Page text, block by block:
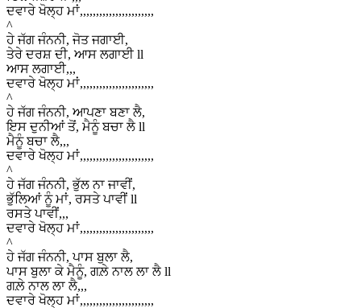
ਦਵਾਰੇ ਖੋਲ੍ਹ ਮਾਂ,,,,,,,,,,,,,,,,,,,,,,,
^
ਹੇ ਜੱਗ ਜੰਨਨੀ, ਜੋਤ ਜਗਾਈ,
ਤੇਰੇ ਦਰਸ਼ ਦੀ, ਆਸ ਲਗਾਈ ll
ਆਸ ਲਗਾਈ,,,
ਦਵਾਰੇ ਖੋਲ੍ਹ ਮਾਂ,,,,,,,,,,,,,,,,,,,,,,,
^
ਹੇ ਜੱਗ ਜੰਨਨੀ, ਆਪਣਾ ਬਣਾ ਲੈ,
ਇਸ ਦੁਨੀਆਂ ਤੋਂ, ਮੈਨੂੰ ਬਚਾ ਲੈ ll
ਮੈਨੂੰ ਬਚਾ ਲੈ,,,
ਦਵਾਰੇ ਖੋਲ੍ਹ ਮਾਂ,,,,,,,,,,,,,,,,,,,,,,,
^
ਹੇ ਜੱਗ ਜੰਨਨੀ, ਭੁੱਲ ਨਾ ਜਾਵੀਂ,
ਭੁੱਲਿਆਂ ਨੂੰ ਮਾਂ, ਰਸਤੇ ਪਾਵੀਂ ll
ਰਸਤੇ ਪਾਵੀਂ,,,
ਦਵਾਰੇ ਖੋਲ੍ਹ ਮਾਂ,,,,,,,,,,,,,,,,,,,,,,,
^
ਹੇ ਜੱਗ ਜੰਨਨੀ, ਪਾਸ ਬੁਲਾ ਲੈ,
ਪਾਸ ਬੁਲਾ ਕੇ ਮੈਨੂੰ, ਗਲ਼ੇ ਨਾਲ ਲਾ ਲੈ ll
ਗਲ਼ੇ ਨਾਲ ਲਾ ਲੈ,,,
ਦਵਾਰੇ ਖੋਲ੍ਹ ਮਾਂ,,,,,,,,,,,,,,,,,,,,,,,